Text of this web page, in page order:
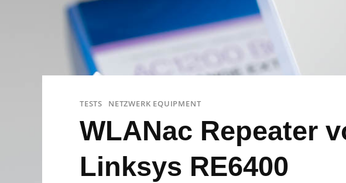
TESTS NETZWERK EQUIPMENT
WLANac Repeater
Linksys RE6400